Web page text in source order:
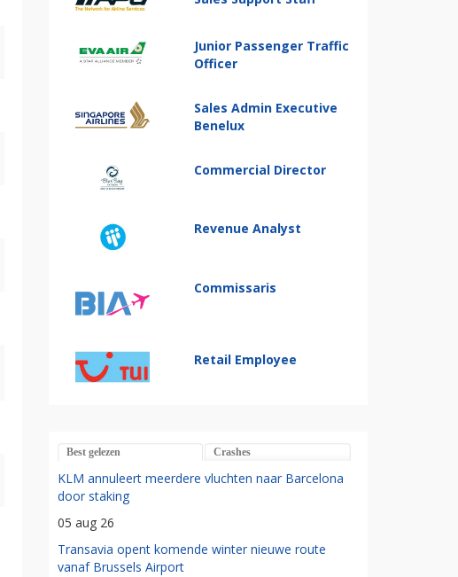
Junior Passenger Traffic
Officer
Sales Admin Executive
Benelux
Commercial Director
Revenue Analyst
Commissaris
Retail Employee
Best gelezen Crashes
KLM annuleert meerdere vluchten naar Barcelona
door staking
05 aug 26
Transavia opent komende winter nieuwe route
vanaf Brussels Airport